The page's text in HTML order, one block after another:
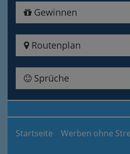
Gewinnen
Routenplan
Sprüche
Startseite Werben ohne